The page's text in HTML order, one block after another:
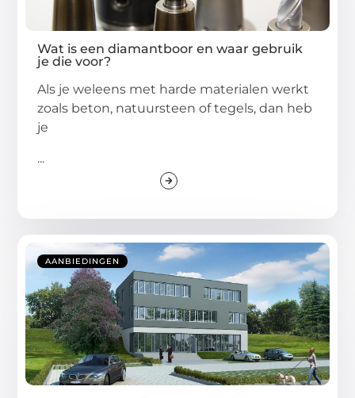
Wat is een diamantboor en waar gebruik
je die voor?
Als je weleens met harde materialen werkt
zoals beton, natuursteen of tegels, dan heb
je
...
AANBIEDINGEN